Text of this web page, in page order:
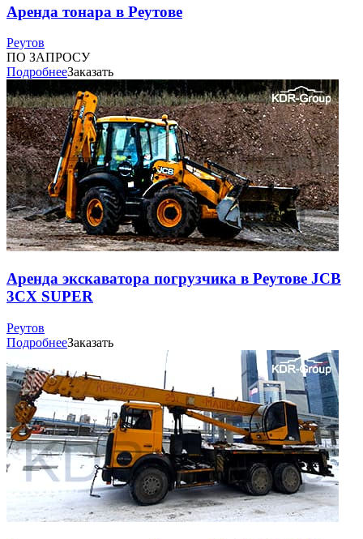
Аренда тонара в Реутове
Реутов
ПО ЗАПРОСУ
ПодробнееЗаказать
Аренда экскаватора погрузчика в Реутове JCB
3CX SUPER
Реутов
ПодробнееЗаказать